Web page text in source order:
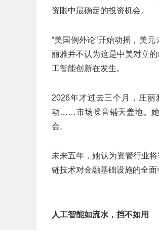
资眼中最确定的投资机会。
“美国例外论”开始动摇，美
丽雅并不认为这是中美对立
工智能创新在发生。
2026年才过去三个月，庄丽
动……市场噪音铺天盖地。她
会。
未来五年，她认为资管行业
链技术对金融基础设施的全面
人工智能如流水，挡不如用